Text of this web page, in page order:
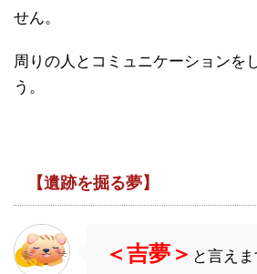
せん。
周りの人とコミュニケーションを
う。
【遺跡を掘る夢】
＜吉夢＞ と言えま